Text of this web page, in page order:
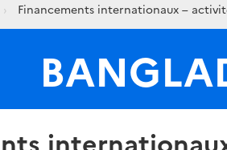
Financements internationaux –